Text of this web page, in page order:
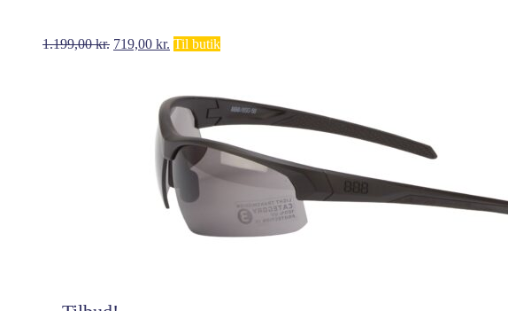
1.199,00kr. Den
1.199,00 kr..
719,00 kr. Den
719,00 kr..
Til butik